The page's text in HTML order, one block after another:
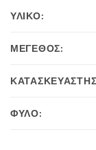
ΥΛΙΚΟ:
ΜΕΓΕΘΟΣ:
ΦΥΛΟ: